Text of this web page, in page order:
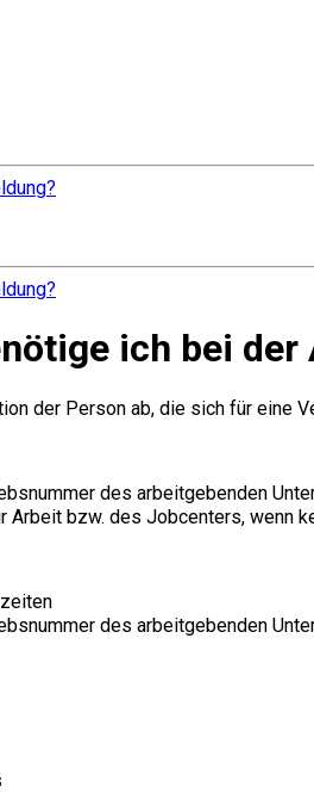
ich bei
der Person ab, die sich für eine
des arbeitgebenden
Arbeit bzw. des Jobcenters, wenn
des arbeitgebenden